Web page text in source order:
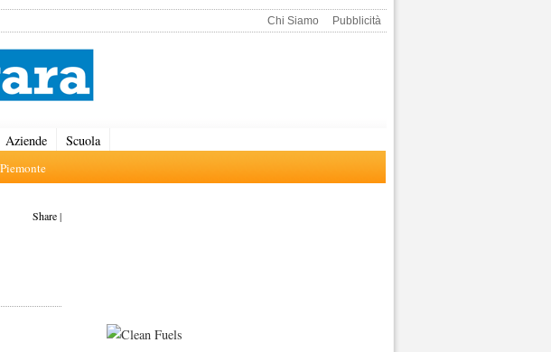
Chi Siamo Pubblicità
Piemonte
Aziende Scuola
Share|